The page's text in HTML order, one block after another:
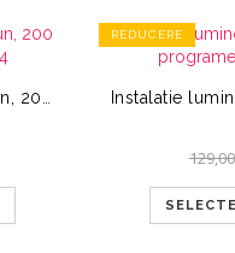
REDUCERE